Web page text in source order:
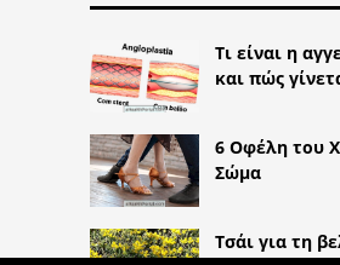
Τι είναι η
και πώς
6 Οφέλη του
Σώμα
Τσάι για τη